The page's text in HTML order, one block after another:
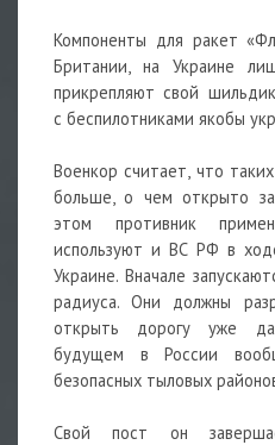
Компоненты для ракет
Британии, на Украине
прикрепляют свой
с беспилотниками якобы
Военкор считает, что
больше, о чем открыто
этом противник
используют и ВС РФ в
Украине. Вначале
радиуса. Они должны
открыть дорогу уже
будущем в России
безопасных тыловых
Свой пост он